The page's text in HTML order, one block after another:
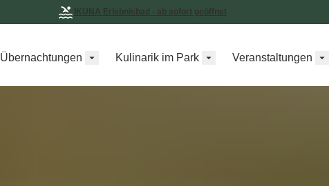
IKUNA Erlebnisbad - ab sofort geöffnet
Übernachtungen Kulinarik im Park Veranstaltungen